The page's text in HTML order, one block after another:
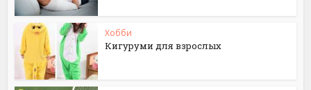
Хобби
Кигуруми для взрослых